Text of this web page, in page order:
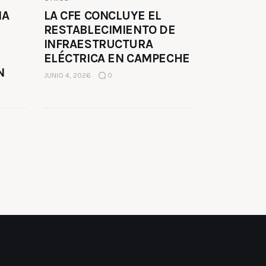
LA CFE CONCLUYE EL
RESTABLECIMIENTO DE
INFRAESTRUCTURA
ELÉCTRICA EN CAMPECHE
JUNIO 4, 2026 0